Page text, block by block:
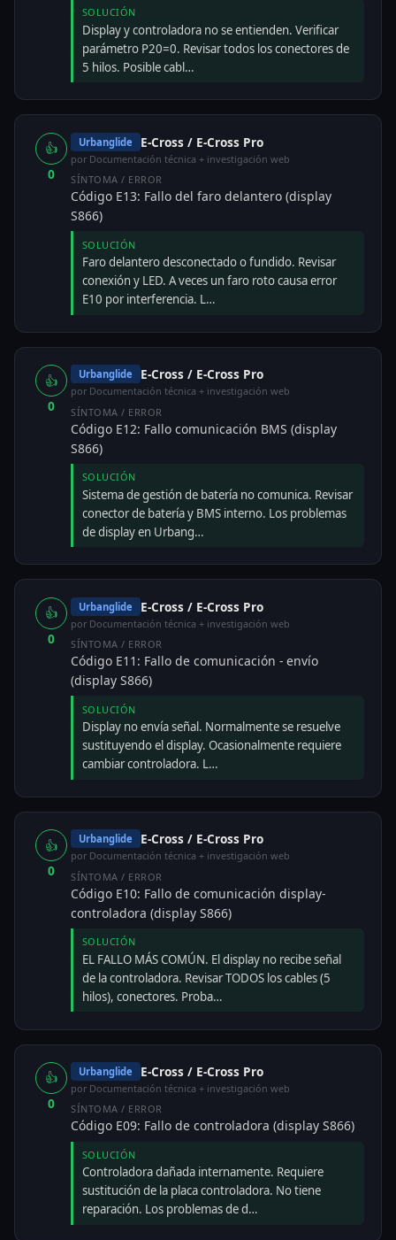
SOLUCIÓN
Display y controladora no se entienden. Verificar
parámetro P20=0. Revisar todos los conectores de
5 hilos. Posible cabl…
👍
0
Urbanglide E-Cross / E-Cross Pro
por Documentación técnica + investigación web
SÍNTOMA / ERROR
Código E13: Fallo del faro delantero (display
S866)
SOLUCIÓN
Faro delantero desconectado o fundido. Revisar
conexión y LED. A veces un faro roto causa error
E10 por interferencia. L…
👍
0
Urbanglide E-Cross / E-Cross Pro
por Documentación técnica + investigación web
SÍNTOMA / ERROR
Código E12: Fallo comunicación BMS (display
S866)
SOLUCIÓN
Sistema de gestión de batería no comunica. Revisar
conector de batería y BMS interno. Los problemas
de display en Urbang…
👍
0
Urbanglide E-Cross / E-Cross Pro
por Documentación técnica + investigación web
SÍNTOMA / ERROR
Código E11: Fallo de comunicación - envío
(display S866)
SOLUCIÓN
Display no envía señal. Normalmente se resuelve
sustituyendo el display. Ocasionalmente requiere
cambiar controladora. L…
👍
0
Urbanglide E-Cross / E-Cross Pro
por Documentación técnica + investigación web
SÍNTOMA / ERROR
Código E10: Fallo de comunicación display-
controladora (display S866)
SOLUCIÓN
EL FALLO MÁS COMÚN. El display no recibe señal
de la controladora. Revisar TODOS los cables (5
hilos), conectores. Proba…
👍
0
Urbanglide E-Cross / E-Cross Pro
por Documentación técnica + investigación web
SÍNTOMA / ERROR
Código E09: Fallo de controladora (display S866)
SOLUCIÓN
Controladora dañada internamente. Requiere
sustitución de la placa controladora. No tiene
reparación. Los problemas de d…